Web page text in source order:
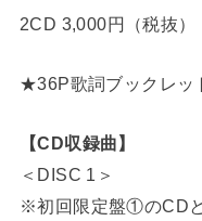
2CD 3,000円（税抜）
★36P歌詞ブックレッ
【CD収録曲】
＜DISC 1＞
※初回限定盤①のCDと